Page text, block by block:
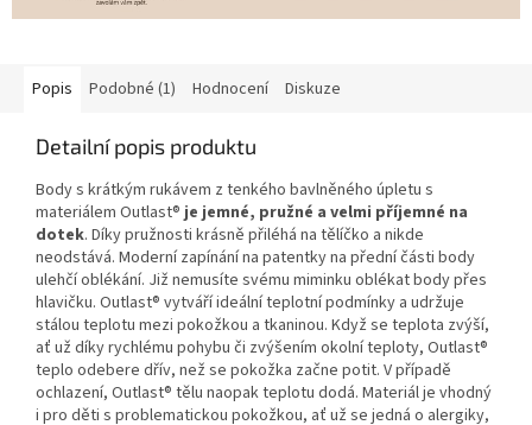
Popis Podobné (1) Hodnocení Diskuze
Detailní popis produktu
Body s krátkým rukávem z tenkého bavlněného úpletu s
materiálem Outlast® je jemné, pružné a velmi příjemné na
dotek. Díky pružnosti krásně přiléhá na tělíčko a nikde
neodstává. Moderní zapínání na patentky na přední části body
ulehčí oblékání. Již nemusíte svému miminku oblékat body přes
hlavičku. Outlast® vytváří ideální teplotní podmínky a udržuje
stálou teplotu mezi pokožkou a tkaninou. Když se teplota zvýší,
ať už díky rychlému pohybu či zvýšením okolní teploty, Outlast®
teplo odebere dřív, než se pokožka začne potit. V případě
ochlazení, Outlast® tělu naopak teplotu dodá. Materiál je vhodný
i pro děti s problematickou pokožkou, ať už se jedná o alergiky,